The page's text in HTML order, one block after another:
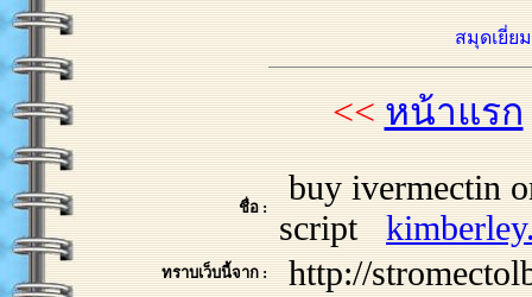
สมุดเยี่ย
<< หน้าแรก
ชื่อ :
buy ivermectin
script
ทราบเว็บนี้จาก : http://